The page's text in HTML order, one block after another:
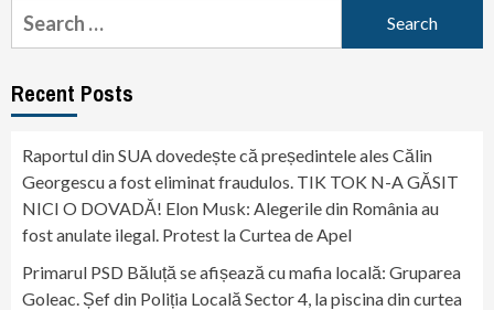
Search
for:
Recent Posts
Raportul din SUA dovedește că președintele ales Călin
Georgescu a fost eliminat fraudulos. TIK TOK N-A GĂSIT
NICI O DOVADĂ! Elon Musk: Alegerile din România au
fost anulate ilegal. Protest la Curtea de Apel
Primarul PSD Băluță se afișează cu mafia locală: Gruparea
Goleac. Șef din Poliția Locală Sector 4, la piscina din curtea